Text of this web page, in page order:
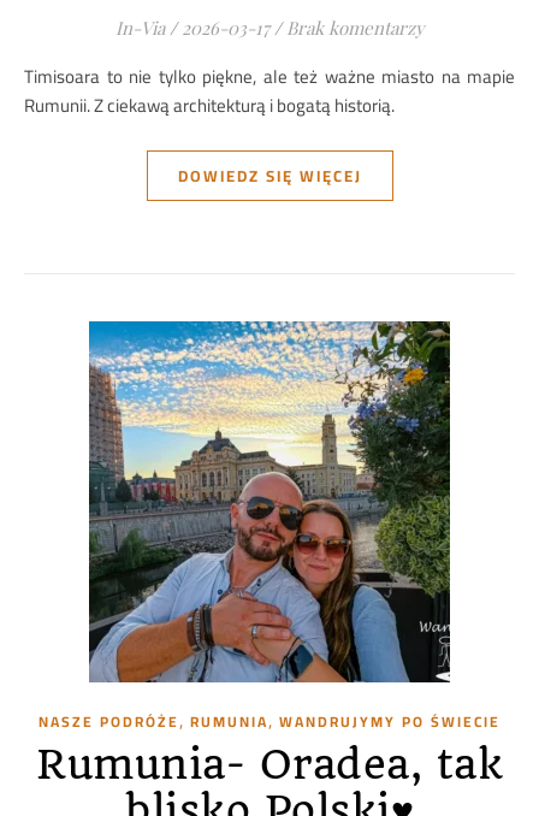
In-Via / 2026-03-17 / Brak komentarzy
Timisoara to nie tylko piękne, ale też ważne miasto na mapie
Rumunii. Z ciekawą architekturą i bogatą historią.
DOWIEDZ SIĘ WIĘCEJ
NASZE PODRÓŻE, RUMUNIA, WANDRUJYMY PO ŚWIECIE
Rumunia- Oradea, tak